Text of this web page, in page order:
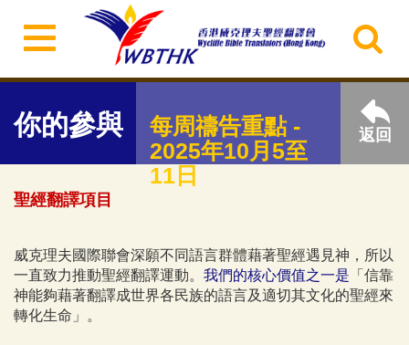
你的參與
每周禱告重點 -
2025年10月5至
11日
返回
聖經翻譯項目
威克理夫國際聯會深願不同語言群體藉著聖經遇見神，所以
一直致力推動聖經翻譯運動。 我們的核心價值之一是 「信靠
神能夠藉著翻譯成世界各民族的語言及適切其文化的聖經來
轉化生命」。